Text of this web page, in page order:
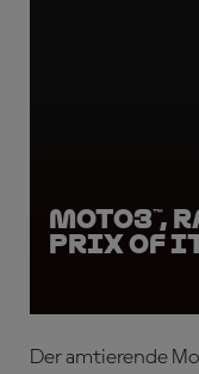
Moto3™,
Prix of
Der amtierende